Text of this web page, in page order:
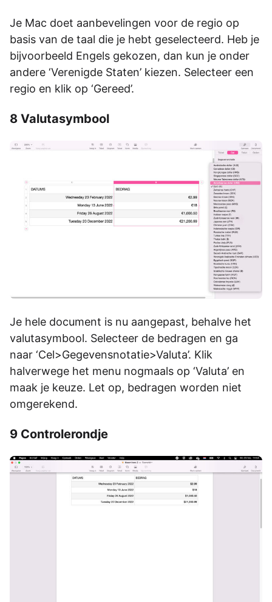
Je Mac doet aanbevelingen voor de regio op
basis van de taal die je hebt geselecteerd. Heb je
bijvoorbeeld Engels gekozen, dan kun je onder
andere ‘Verenigde Staten’ kiezen. Selecteer een
regio en klik op ‘Gereed’.
8 Valutasymbool
Je hele document is nu aangepast, behalve het
valutasymbool. Selecteer de bedragen en ga
naar ‘Cel>Gegevensnotatie>Valuta’. Klik
halverwege het menu nogmaals op ‘Valuta’ en
maak je keuze. Let op, bedragen worden niet
omgerekend.
9 Controlerondje